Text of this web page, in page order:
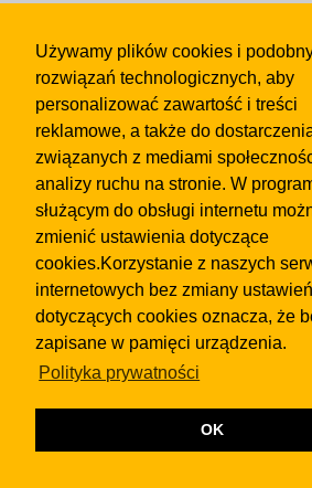
Używamy plików cookies i
rozwiązań technologicznych, aby
personalizować zawartość i treści
reklamowe, a także do
związanych z mediami
analizy ruchu na stronie. W
służącym do obsługi internetu
zmienić ustawienia dotyczące
cookies.Korzystanie z naszych
internetowych bez zmiany ustawień
dotyczących cookies oznacza, że
zapisane w pamięci urządzenia.
Polityka prywatności
OK
Kontakt
Regulamin
Gazeta
Olkusz
Kontakt
Strefa dla biznesu
Biura nieruchomości
Dealerzy i autokomisy
Skontaktuj się z
regulaminuiPolityki
Klauzula FB
© 2026Wydawnictwo NEON sp. z o.o. (dawniej: FIRMA
KRAWCZYK s.c.) z siedzibą w Olkuszu, ul.Żuradzka 15,